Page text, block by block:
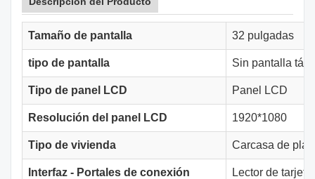
Tamaño de pantalla 32 pulgadas
tipo de pantalla Sin pantalla
Tipo de panel LCD Panel LCD
Resolución del panel LCD 1920*1080
Tipo de vivienda Carcasa de
Interfaz - Portales de conexión
Lector de